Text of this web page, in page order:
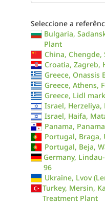
Seleccione a
Bulgaria,
Plant
China, Chengde,
Croatia, Zagreb,
Greece, Onassis
Greece, Athens,
Greece, Lidl
Israel,
Israel, Haifa,
Panama,
Portugal,
Portugal, Beja,
Germany,
96
Ukraine, Lvov
Turkey, Mersin,
Treatment Plant